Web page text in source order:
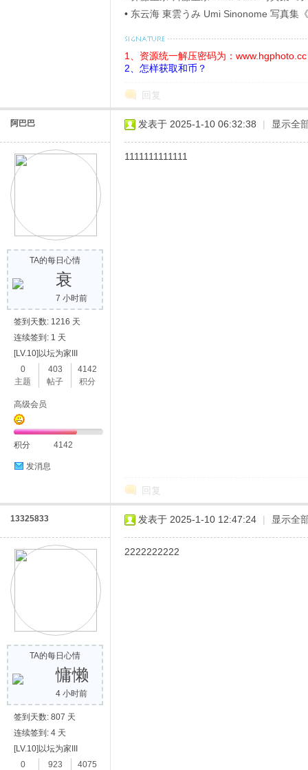
イ》[71P]
• 东云海 東雲うみ Umi Sinonome 写真集
1、资源统一解压密码为：www.hgphoto.cc
2、怎样获取和币？
回复
阿巴巴
TA的每日心情
衰
7 小时前
签到天数: 1216 天
连续签到: 1 天
[LV.10]以坛为家III
0
主题
403
帖子
4142
积分
高级会员
积分 4142
发消息
发表于 2025-1-10 06:32:38 | 显示全
1111111111111
回复
13325833
TA的每日心情
慵懒
4 小时前
签到天数: 807 天
连续签到: 4 天
[LV.10]以坛为家III
0
923
4075
发表于 2025-1-10 12:47:24 | 显示全
2222222222